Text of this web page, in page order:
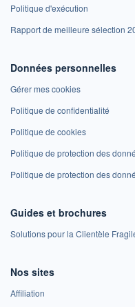
Politique d'exécution
Rapport de meilleure sélection
Données personnelles
Gérer mes cookies
Politique de confidentialité
Politique de cookies
Politique de protection des
Politique de protection des
Guides et brochures
Solutions pour la Clientèle
Nos sites
Affiliation